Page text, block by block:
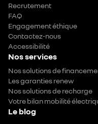
Recrutement
FAQ
Engagement éthique
Contactez-nous
Accessibilité
Nos services
Nos solutions de
Les garanties renew
Nos solutions de recharge
Votre bilan mobilité
Le blog